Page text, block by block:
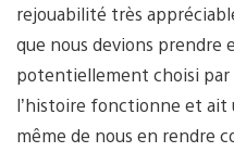
rejouabilité très
que nous devions prendre
potentiellement choisi
l’histoire fonctionne et ait
même de nous en rendre